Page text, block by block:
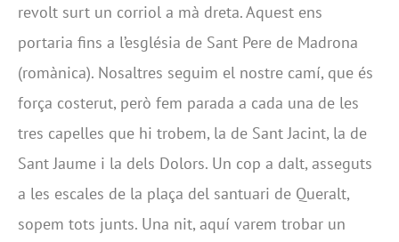
revolt surt un corriol a mà dreta. Aquest ens
portaria fins a l’església de Sant Pere de Madrona
(romànica). Nosaltres seguim el nostre camí, que és
força costerut, però fem parada a cada una de les
tres capelles que hi trobem, la de Sant Jacint, la de
Sant Jaume i la dels Dolors. Un cop a dalt, asseguts
a les escales de la plaça del santuari de Queralt,
sopem tots junts. Una nit, aquí varem trobar un